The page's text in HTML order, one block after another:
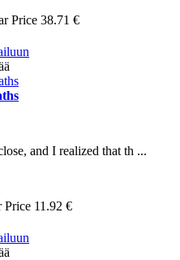
Price 38.71 €
and I realized that th ...
Price 11.92 €